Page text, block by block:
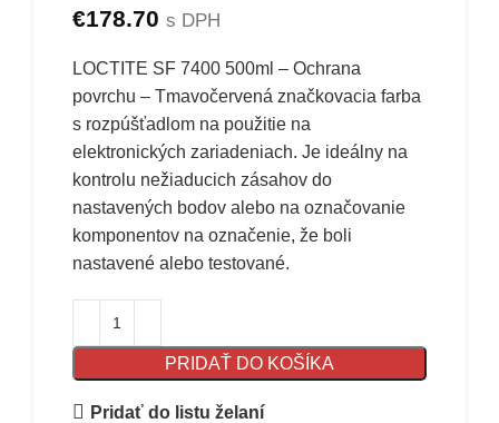
€178.70 s DPH
LOCTITE SF 7400 500ml – Ochrana
povrchu – Tmavočervená značkovacia farba
s rozpúšťadlom na použitie na
elektronických zariadeniach. Je ideálny na
kontrolu nežiaducich zásahov do
nastavených bodov alebo na označovanie
komponentov na označenie, že boli
nastavené alebo testované.
PRIDAŤ DO KOŠÍKA
Pridať do listu želaní